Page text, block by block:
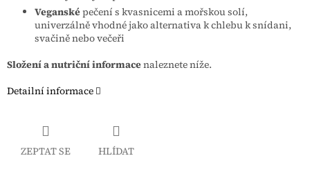
Vegansképečení s kvasnicemi a mořskou solí,
univerzálně vhodné jako alternativa k chlebu k snídani,
svačině nebo večeři
Složení a nutriční informacenaleznete níže.
Detailní informace
ZEPTAT SE HLÍDAT